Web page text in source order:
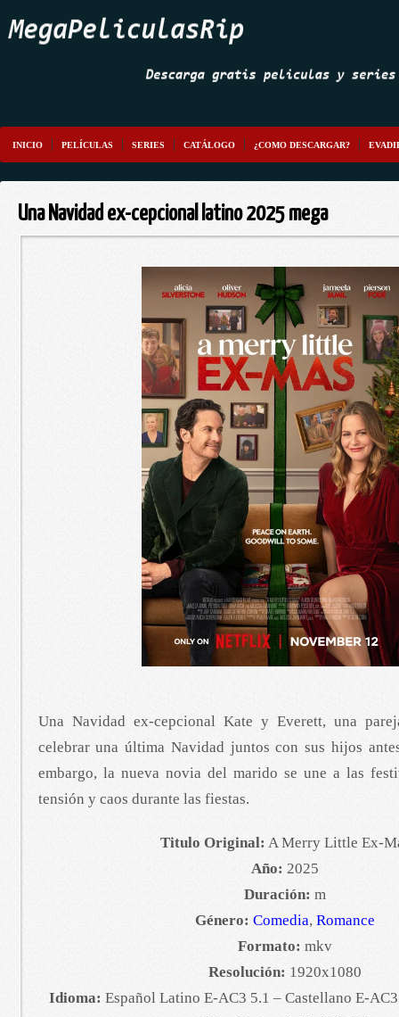
INICIO PELÍCULAS SERIES CATÁLOGO ¿COMO DESCARGAR?
Una Navidad ex-cepcional latino 2025 mega
Una Navidad ex-cepcional Kate y Everett, una
celebrar una última Navidad juntos con sus hijos
embargo, la nueva novia del marido se une a las
tensión y caos durante las fiestas.
Titulo Original: A Merry Little Ex-
Año: 2025
Duración: m
Género: Comedia, Romance
Formato: mkv
Resolución: 1920x1080
Idioma: Español Latino E-AC3 5.1 – Castellano E-